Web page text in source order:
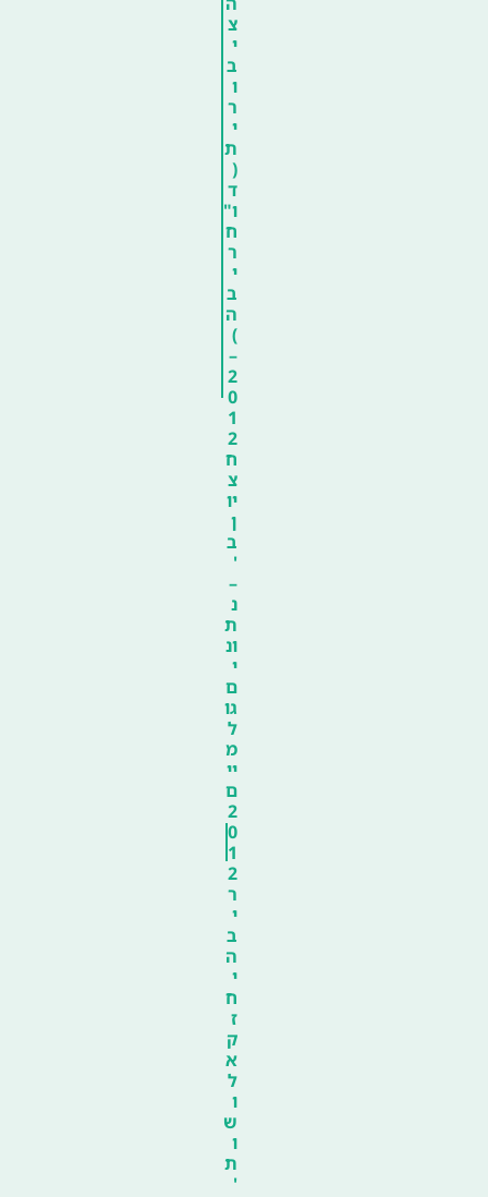
צ
י
ב
ו
ר
י
ת
(
ד
ו"
ח
ר
י
ב
ה
)
–
2
0
1
2
ח
צ
יו
ן
ב
'
–
נ
ת
ונ
י
ם
גו
ל
מ
יי
ם
2
0
1
2
ר
י
ב
ה
י
ח
ז
ק
א
ל
ו
ש
ו
ת
'